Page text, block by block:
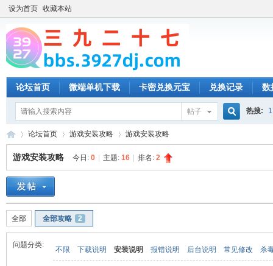
设为首页 收藏本站
论坛首页 微端单机下载 卡密兑换元宝 兑换记录 数
帖子 热搜:
»
论坛首页 游戏安装攻略 游戏安装攻略
游戏安装攻略 今日: 0 主题: 16 排名: 2
全部 全部攻略 2
问题分类:
不限 下载说明 安装说明 报错说明 后台说明 常见修改 杀